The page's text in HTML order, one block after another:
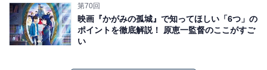
第70回
映画『かがみの孤城』で知ってほしい「6つ」の
ポイントを徹底解説！ 原恵一監督のここがすご
い